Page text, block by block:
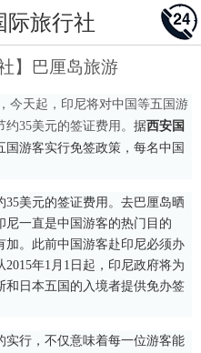
际旅行社
】巴厘岛旅游
今天起，印尼将对中国等五国游
35美元的签证费用。 据西安国
游客实行免签政策，每名中国
美元的签证费用。去巴厘岛晒
一直是中国游客的热门目的
加。此前中国游客赴印尼必须办
年1月1日起，印尼政府将为
和日本五国的入境者提供免办签
实行，不仅意味着每一位游客能